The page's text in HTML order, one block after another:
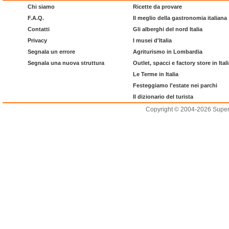
Chi siamo
F.A.Q.
Contatti
Privacy
Segnala un errore
Segnala una nuova struttura
Ricette da provare
Il meglio della gastronomia italiana
Gli alberghi del nord Italia
I musei d'Italia
Agriturismo in Lombardia
Outlet, spacci e factory store in
Le Terme in Italia
Festeggiamo l'estate nei parchi
Il dizionario del turista
Copyright © 2004-2026